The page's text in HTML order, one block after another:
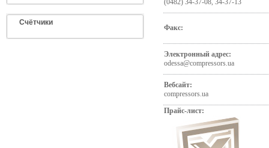
Счётчики
(0482) 34-37-08, 34-37-13
Факс:
Электронный адрес:
odessa@compressors.ua
Вебсайт:
compressors.ua
Прайс-лист: